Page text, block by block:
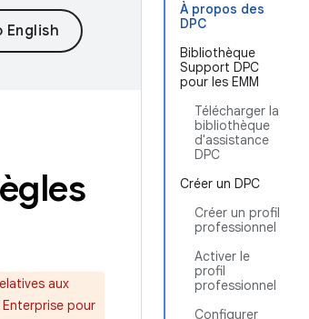
À propos des
DPC
Bibliothèque
Support DPC
pour les EMM
Télécharger la
bibliothèque
d'assistance
DPC
Créer un DPC
Créer un profil
professionnel
Activer le
profil
professionnel
Configurer
aux
Enterprise pour